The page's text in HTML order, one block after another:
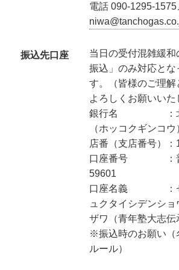
電話 090-1295-1575
振込先口座
当日の受付混雑緩和
振込」のみ対応とな
す。（皆様のご理解
よろしくお願いいた
銀行名 ：北
（ホッコクギンコウ
店番（支店番号）：
口座番号 ：
59601
口座名義 ：セ
ュクタイシデンシ
ザワ（青年塾大志伝
※振込時のお願い（
ルール）